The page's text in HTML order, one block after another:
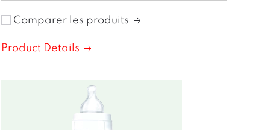
Comparer les produits
Product Details